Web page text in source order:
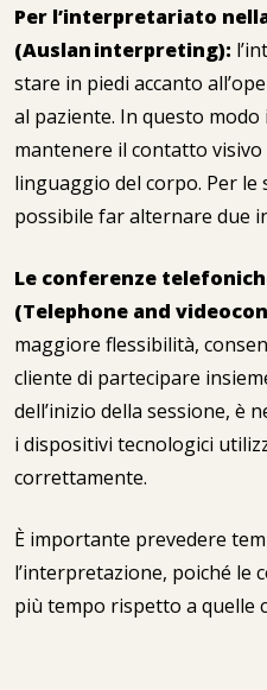
Per l’interpretariato
(Auslan interpreting):
stare in piedi accanto
al paziente. In questo
mantenere il contatto
linguaggio del corpo. Per le
possibile far alternare due
Le conferenze
(Telephone and
maggiore flessibilità,
cliente di partecipare
dell’inizio della sessione, è
i dispositivi tecnologici
correttamente.
È importante prevedere
l’interpretazione, poiché le
più tempo rispetto a quelle